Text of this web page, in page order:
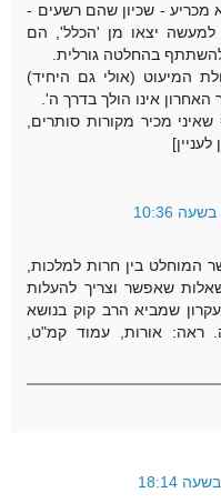
מכריע - שכיון שהם רשעים -
יצאו מן 'הכלל', הם
בהחלטה גורלית.
המיעוט (אולי גם היחיד)
אינו הולך בדרך ה'.
מכיר מקורות סותרים,
המוחלט בין חרות למלכות,
שאפשר וצריך להעלות
שמביא הרב קוק בנושא
ראה: אורות, עמוד קמ"ט,